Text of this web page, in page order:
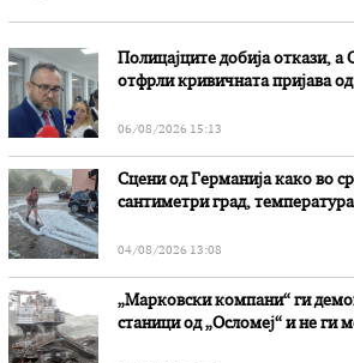
Полицајците добија откази, а
отфрли кривичната пријава
06/08/2026 15:13
Сцени од Германија како во
сантиметри град,
04/08/2026 13:08
„Марковски компани“ ги
станици од „Осломеј“ и не ги